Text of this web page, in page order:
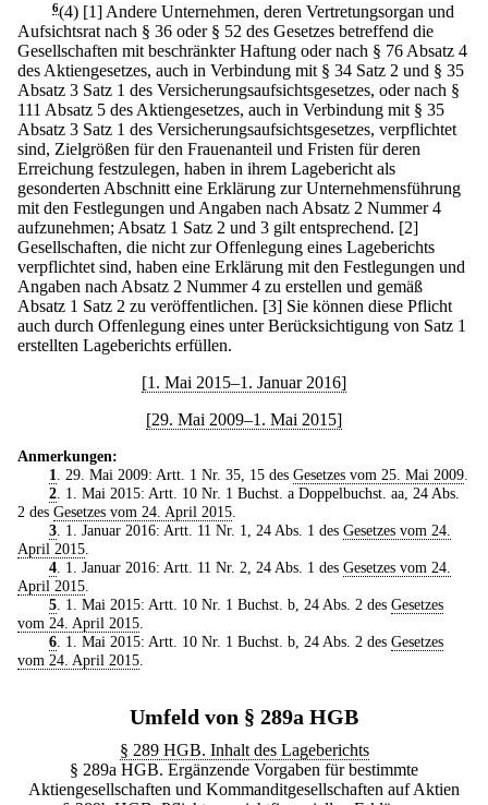
6(4) [1] Andere Unternehmen, deren Vertretungsorgan und
Aufsichtsrat nach § 36 oder § 52 des Gesetzes betreffend die
Gesellschaften mit beschränkter Haftung oder nach § 76 Absatz 4
des Aktiengesetzes, auch in Verbindung mit § 34 Satz 2 und § 35
Absatz 3 Satz 1 des Versicherungsaufsichtsgesetzes, oder nach §
111 Absatz 5 des Aktiengesetzes, auch in Verbindung mit § 35
Absatz 3 Satz 1 des Versicherungsaufsichtsgesetzes, verpflichtet
sind, Zielgrößen für den Frauenanteil und Fristen für deren
Erreichung festzulegen, haben in ihrem Lagebericht als
gesonderten Abschnitt eine Erklärung zur Unternehmensführung
mit den Festlegungen und Angaben nach Absatz 2 Nummer 4
aufzunehmen; Absatz 1 Satz 2 und 3 gilt entsprechend. [2]
Gesellschaften, die nicht zur Offenlegung eines Lageberichts
verpflichtet sind, haben eine Erklärung mit den Festlegungen und
Angaben nach Absatz 2 Nummer 4 zu erstellen und gemäß
Absatz 1 Satz 2 zu veröffentlichen. [3] Sie können diese Pflicht
auch durch Offenlegung eines unter Berücksichtigung von Satz 1
erstellten Lageberichts erfüllen.
[1. Mai 2015–1. Januar 2016]
[29. Mai 2009–1. Mai 2015]
Anmerkungen:
1
. 29. Mai 2009: Artt. 1 Nr. 35, 15 des Gesetzes vom 25. Mai 2009.
2. 1. Mai 2015: Artt. 10 Nr. 1 Buchst. a Doppelbuchst. aa, 24 Abs.
2 des Gesetzes vom 24. April 2015
3. 1. Januar 2016: Artt. 11 Nr. 1, 24 Abs. 1 des Gesetzes vom 24.
April 2015
4. 1. Januar 2016: Artt. 11 Nr. 2, 24 Abs. 1 des Gesetzes vom 24.
April 2015
5. 1. Mai 2015: Artt. 10 Nr. 1 Buchst. b, 24 Abs. 2 des Gesetzes
vom 24. April 2015
6. 1. Mai 2015: Artt. 10 Nr. 1 Buchst. b, 24 Abs. 2 des Gesetzes
vom 24. April 2015
Umfeld von § 289a HGB
§ 289 HGB. Inhalt des Lageberichts
§ 289a HGB. Ergänzende Vorgaben für bestimmte
Aktiengesellschaften und Kommanditgesellschaften auf Aktien